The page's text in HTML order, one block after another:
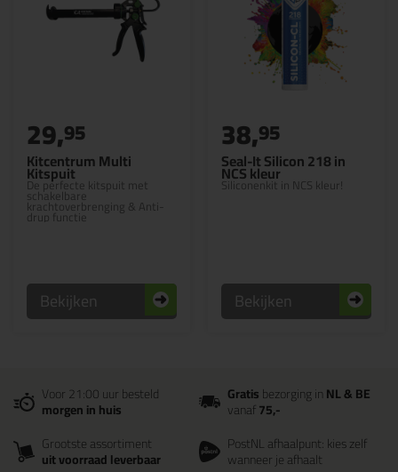
Kitcentrum Multi
Kitspuit
De perfecte kitspuit met
schakelbare
krachtoverbrenging & Anti-
drup functie
29,95
Bekijken
Seal-It Silicon 218 in
NCS kleur
Siliconenkit in NCS kleur!
38,95
Bekijken
Voor 21:00 uur besteld
morgen in huis
Gratisbezorging inNL & BE
vanaf75,-
Grootste assortiment
uit voorraad leverbaar
PostNL afhaalpunt: kies zelf
wanneer je afhaalt